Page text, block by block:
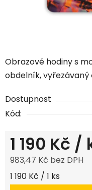
Obrazové hodiny s
obdelník,
Dostupnost
Kód:
1 190 Kč /
983,47 Kč bez DPH
Měrná cena:
1 190 Kč / 1 ks